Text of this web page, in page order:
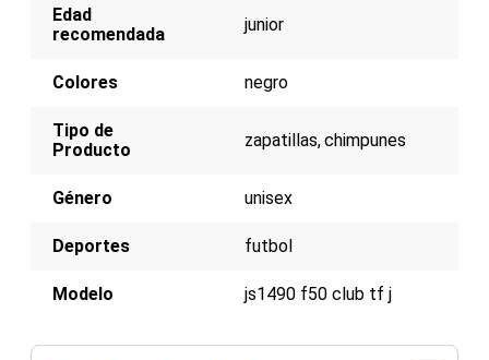
Edad
recomendada
junior
Colores negro
Tipo de
Producto
zapatillas chimpunes
Género unisex
Deportes futbol
Modelo js1490 f50 club tf j